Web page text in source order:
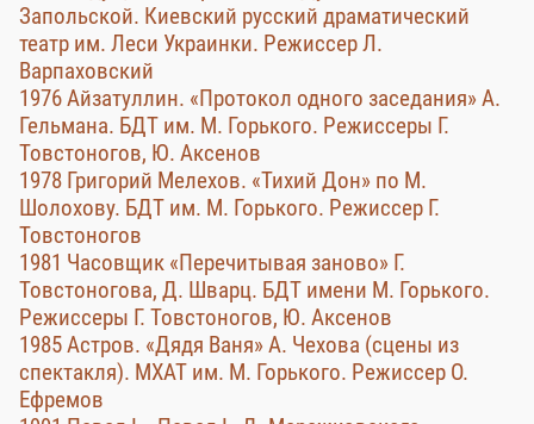
Запольской. Киевский русский драматический
театр им. Леси Украинки. Режиссер Л.
Варпаховский
1976 Айзатуллин. «Протокол одного заседания» А.
Гельмана. БДТ им. М. Горького. Режиссеры Г.
Товстоногов, Ю. Аксенов
1978 Григорий Мелехов. «Тихий Дон» по М.
Шолохову. БДТ им. М. Горького. Режиссер Г.
Товстоногов
1981 Часовщик «Перечитывая заново» Г.
Товстоногова, Д. Шварц. БДТ имени М. Горького.
Режиссеры Г. Товстоногов, Ю. Аксенов
1985 Астров. «Дядя Ваня» А. Чехова (сцены из
спектакля). МХАТ им. М. Горького. Режиссер О.
Ефремов